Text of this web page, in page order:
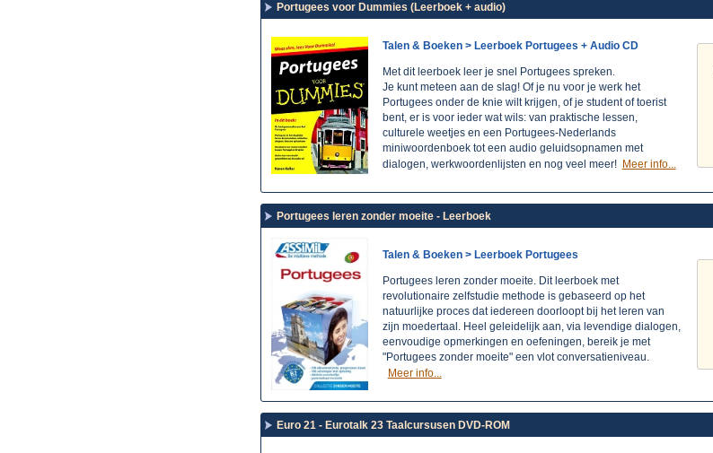
Portugees voor Dummies (Leerboek + audio)
Talen & Boeken > Leerboek Portugees + Audio CD
Met dit leerboek leer je snel Portugees spreken.
Je kunt meteen aan de slag! Of je nu voor je werk het
Portugees onder de knie wilt krijgen, of je student of toerist
bent, er is voor ieder wat wils: van praktische lessen,
culturele weetjes en een Portugees-Nederlands
miniwoordenboek tot een audio geluidsopnamen met
dialogen, werkwoordenlijsten en nog veel meer! Meer info...
Portugees leren zonder moeite - Leerboek
Talen & Boeken > Leerboek Portugees
Portugees leren zonder moeite. Dit leerboek met
revolutionaire zelfstudie methode is gebaseerd op het
natuurlijke proces dat iedereen doorloopt bij het leren van
zijn moedertaal. Heel geleidelijk aan, via levendige dialogen,
eenvoudige opmerkingen en oefeningen, bereik je met
"Portugees zonder moeite" een vlot conversatieniveau.
Meer info...
Euro 21 - Eurotalk 23 Taalcursusen DVD-ROM